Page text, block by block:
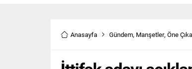
Anasayfa Gündem, Manşetler, Öne